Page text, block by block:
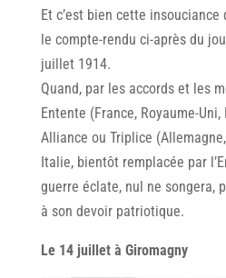
Et c’est bien cette
le compte-rendu ci-après du
juillet 1914.
Quand, par les accords et les
Entente (France, Royaume-
Alliance ou Triplice
Italie, bientôt remplacée par
guerre éclate, nul ne songera,
à son devoir patriotique.
Le 14 juillet à Giromagny